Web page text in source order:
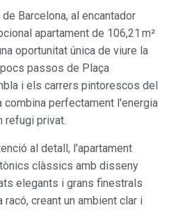
Barcelona, al encantador
apartament de 106,21 m²
oportunitat única de viure la
passos de Plaça
i els carrers pintorescos del
combina perfectament l'energia
refugi privat.
al detall, l'apartament
clàssics amb disseny
elegants i grans finestrals
creant un ambient clar i